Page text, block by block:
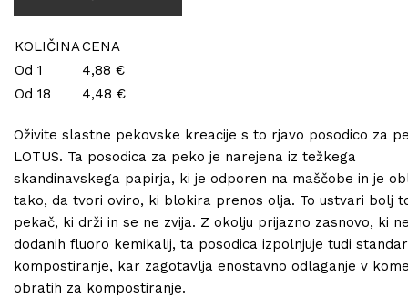
KOLIČINACENA
Od 1
4,88 €
Od 18
4,48 €
Oživite slastne pekovske kreacije s to rjavo posodico za
LOTUS. Ta posodica za peko je narejena iz težkega
skandinavskega papirja, ki je odporen na maščobe in je
tako, da tvori oviro, ki blokira prenos olja. To ustvari bolj
pekač, ki drži in se ne zvija. Z okolju prijazno zasnovo, ki
dodanih fluoro kemikalij, ta posodica izpolnjuje tudi
kompostiranje, kar zagotavlja enostavno odlaganje v
obratih za kompostiranje.